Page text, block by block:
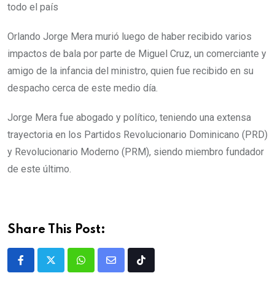
todo el país
Orlando Jorge Mera murió luego de haber recibido varios
impactos de bala por parte de Miguel Cruz, un comerciante y
amigo de la infancia del ministro, quien fue recibido en su
despacho cerca de este medio día.
Jorge Mera fue abogado y político, teniendo una extensa
trayectoria en los Partidos Revolucionario Dominicano (PRD)
y Revolucionario Moderno (PRM), siendo miembro fundador
de este último.
Share This Post: